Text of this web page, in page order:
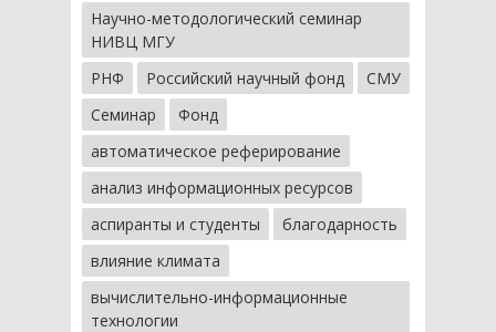
Научно-методологический семинар
НИВЦ МГУ
РНФ
Российский научный фонд
СМУ
Семинар
Фонд
автоматическое реферирование
анализ информационных ресурсов
аспиранты и студенты
благодарность
влияние климата
вычислительно-информационные
технологии